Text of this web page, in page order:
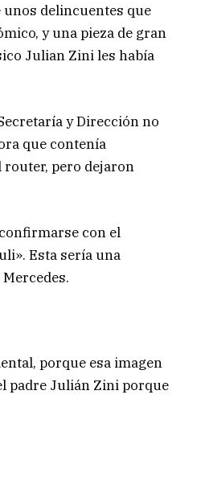
delincuentes que
y una pieza de gran
Julian Zini les había
y Dirección no
que contenía
router, pero dejaron
con el
Esta sería una
porque esa imagen
padre Julián Zini porque